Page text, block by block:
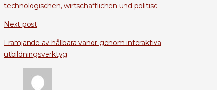
technologischen, wirtschaftlichen und politisc
Next post
Främjande av hållbara vanor genom interaktiva
utbildningsverktyg